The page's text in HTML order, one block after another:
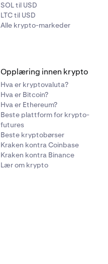
SOL til USD
LTC til USD
Alle krypto-markeder
Opplæring innen krypto
Hva er kryptovaluta?
Hva er Bitcoin?
Hva er Ethereum?
Beste plattform for krypto-
futures
Beste kryptobørser
Kraken kontra Coinbase
Kraken kontra Binance
Lær om krypto